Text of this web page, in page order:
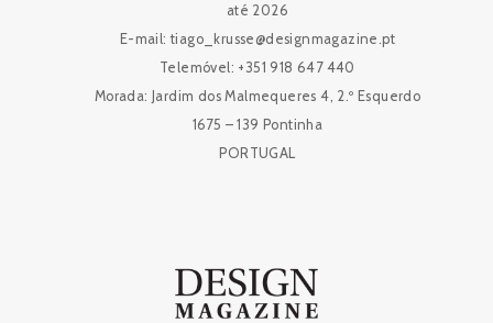
até 2026
E-mail: tiago_krusse@designmagazine.pt
Telemóvel: +351 918 647 440
Morada: Jardim dos Malmequeres 4, 2.º Esquerdo
1675 – 139 Pontinha
PORTUGAL